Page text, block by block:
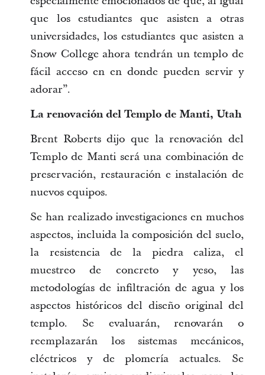
que los estudiantes que asisten a otras
universidades, los estudiantes que asisten a
Snow College ahora tendrán un templo de
fácil acceso en en donde pueden servir y
adorar”.
La renovación del Templo de Manti, Utah
Brent Roberts dijo que la renovación del
Templo de Manti será una combinación de
preservación, restauración e instalación de
nuevos equipos.
Se han realizado investigaciones en muchos
aspectos, incluida la composición del suelo,
la resistencia de la piedra caliza, el
muestreo de concreto y yeso, las
metodologías de infiltración de agua y los
aspectos históricos del diseño original del
templo. Se evaluarán, renovarán o
reemplazarán los sistemas mecánicos,
eléctricos y de plomería actuales. Se